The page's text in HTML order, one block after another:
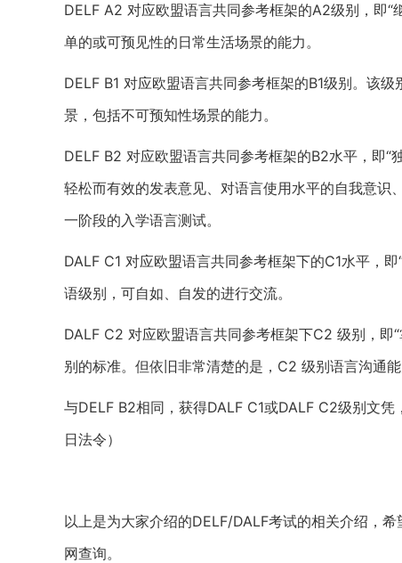
DELF A2 对应欧盟语言共同参考框架的A2级别，即
单的或可预见性的日常生活场景的能力。
DELF B1 对应欧盟语言共同参考框架的B1级别。该
景，包括不可预知性场景的能力。
DELF B2 对应欧盟语言共同参考框架的B2水平，即“
轻松而有效的发表意见、对语言使用水平的自我意
一阶段的入学语言测试。
DALF C1 对应欧盟语言共同参考框架下的C1水平，
语级别，可自如、自发的进行交流。
DALF C2 对应欧盟语言共同参考框架下C2 级别，即
别的标准。但依旧非常清楚的是，C2 级别语言沟通
与DELF B2相同，获得DALF C1或DALF C2级别文
日法令）
以上是为大家介绍的DELF/DALF考试的相关介绍，
网查询。